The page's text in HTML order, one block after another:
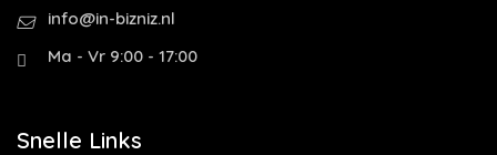
info@in-bizniz.nl
Ma - Vr 9:00 - 17:00
Snelle Links